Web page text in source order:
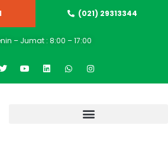
(021) 29313344
– Jumat : 8:00 – 17:00